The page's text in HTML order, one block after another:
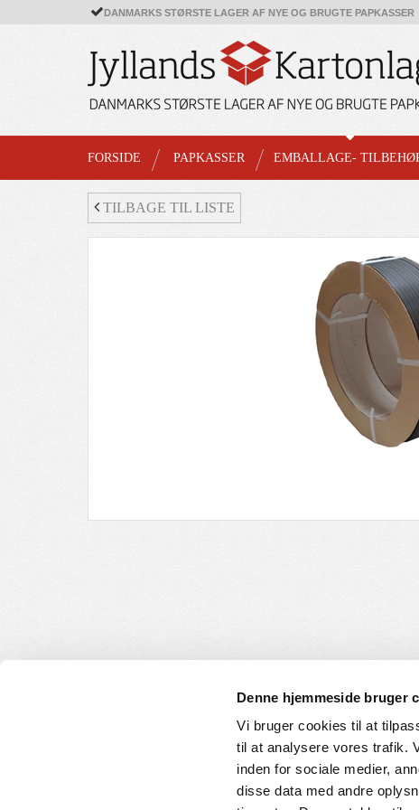
Denne hjemmeside bruger
Vi bruger cookies til at
til at analysere vores trafik.
inden for sociale medier,
disse data med andre
DANMARKS STØRSTE LAGER AF NYE OG BRUGTE PAPKASSER
FORSIDE PAPKASSER EMBALLAGE-
TILBAGE TIL LISTE